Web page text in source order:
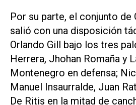
Por su parte, el conjunto de
salió con una disposición
Orlando Gill bajo los tres
Herrera, Jhohan Romaña y
Montenegro en defensa;
Manuel Insaurralde, Juan
De Ritis en la mitad de